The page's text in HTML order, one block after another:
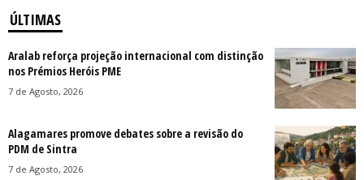
ÚLTIMAS
Aralab reforça projeção internacional com distinção
nos Prémios Heróis PME
7 de Agosto, 2026
Alagamares promove debates sobre a revisão do
PDM de Sintra
7 de Agosto, 2026